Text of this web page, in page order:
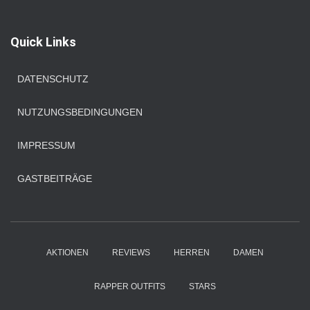
n
Quick Links
DATENSCHUTZ
NUTZUNGSBEDINGUNGEN
IMPRESSUM
GASTBEITRÄGE
AKTIONEN REVIEWS HERREN DAMEN
RAPPER OUTFITS STARS